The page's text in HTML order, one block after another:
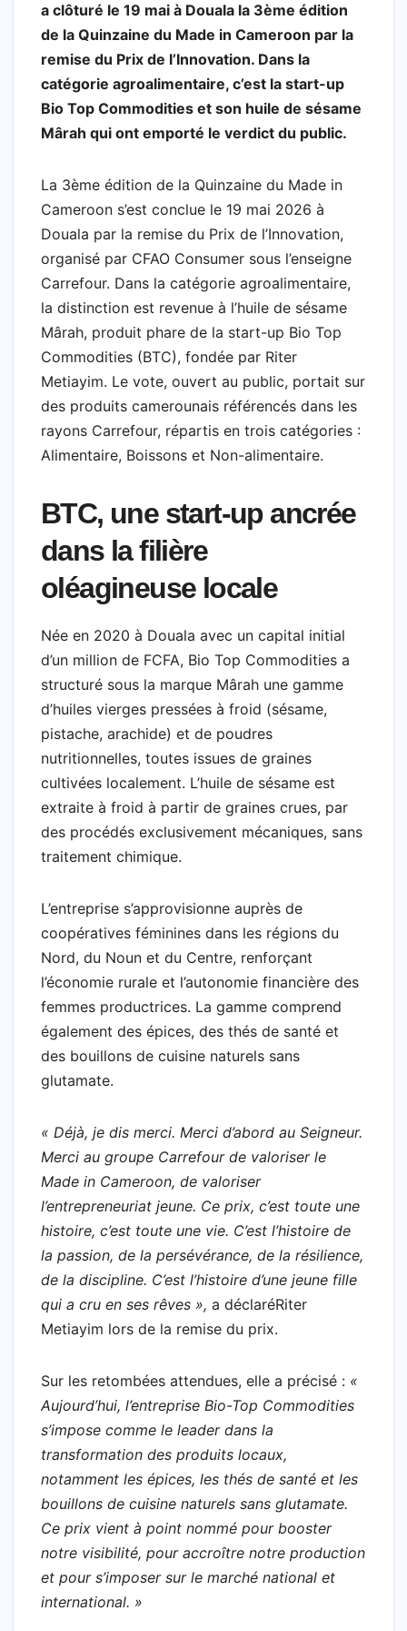
c
e
b
o
o
k
a
t
s
A
p
p
i
t
t
e
r
h
o
o
M
a
i
l
n
k
e
d
I
n
l
e
g
r
a
m
a
i
l
a
r
e
a clôturé le 19 mai à Douala la 3ème édition
de la Quinzaine du Made in Cameroon par la
remise du Prix de l’Innovation. Dans la
catégorie agroalimentaire, c’est la start-up
Bio Top Commodities et son huile de sésame
Mârah qui ont emporté le verdict du public.
La 3ème édition de la Quinzaine du Made in
Cameroon s’est conclue le 19 mai 2026 à
Douala par la remise du Prix de l’Innovation,
organisé par CFAO Consumer sous l’enseigne
Carrefour. Dans la catégorie agroalimentaire,
la distinction est revenue à l’huile de sésame
Mârah, produit phare de la start-up Bio Top
Commodities (BTC), fondée par Riter
Metiayim. Le vote, ouvert au public, portait sur
des produits camerounais référencés dans les
rayons Carrefour, répartis en trois catégories :
Alimentaire, Boissons et Non-alimentaire.
BTC, une start-up ancrée
dans la filière
oléagineuse locale
Née en 2020 à Douala avec un capital initial
d’un million de FCFA, Bio Top Commodities a
structuré sous la marque Mârah une gamme
d’huiles vierges pressées à froid (sésame,
pistache, arachide) et de poudres
nutritionnelles, toutes issues de graines
cultivées localement. L’huile de sésame est
extraite à froid à partir de graines crues, par
des procédés exclusivement mécaniques, sans
traitement chimique.
L’entreprise s’approvisionne auprès de
coopératives féminines dans les régions du
Nord, du Noun et du Centre, renforçant
l’économie rurale et l’autonomie financière des
femmes productrices. La gamme comprend
également des épices, des thés de santé et
des bouillons de cuisine naturels sans
glutamate.
« Déjà, je dis merci. Merci d’abord au Seigneur.
Merci au groupe Carrefour de valoriser le
Made in Cameroon, de valoriser
l’entrepreneuriat jeune. Ce prix, c’est toute une
histoire, c’est toute une vie. C’est l’histoire de
la passion, de la persévérance, de la résilience,
de la discipline. C’est l’histoire d’une jeune fille
qui a cru en ses rêves », a déclaréRiter
Metiayim lors de la remise du prix.
Sur les retombées attendues, elle a précisé : «
Aujourd’hui, l’entreprise Bio-Top Commodities
s’impose comme le leader dans la
transformation des produits locaux,
notamment les épices, les thés de santé et les
bouillons de cuisine naturels sans glutamate.
Ce prix vient à point nommé pour booster
notre visibilité, pour accroître notre production
et pour s’imposer sur le marché national et
international. »